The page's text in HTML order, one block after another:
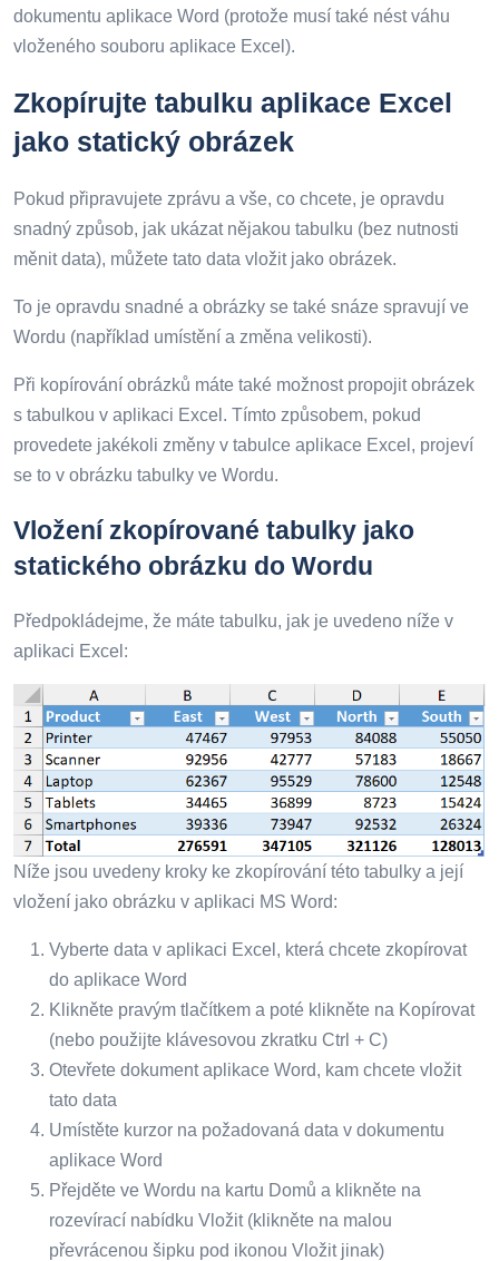
dokumentu aplikace Word (protože musí také nést váhu
vloženého souboru aplikace Excel).
Zkopírujte tabulku aplikace Excel
jako statický obrázek
Pokud připravujete zprávu a vše, co chcete, je opravdu
snadný způsob, jak ukázat nějakou tabulku (bez nutnosti
měnit data), můžete tato data vložit jako obrázek.
To je opravdu snadné a obrázky se také snáze spravují ve
Wordu (například umístění a změna velikosti).
Při kopírování obrázků máte také možnost propojit obrázek
s tabulkou v aplikaci Excel. Tímto způsobem, pokud
provedete jakékoli změny v tabulce aplikace Excel, projeví
se to v obrázku tabulky ve Wordu.
Vložení zkopírované tabulky jako
statického obrázku do Wordu
Předpokládejme, že máte tabulku, jak je uvedeno níže v
aplikaci Excel:
Níže jsou uvedeny kroky ke zkopírování této tabulky a její
vložení jako obrázku v aplikaci MS Word:
Vyberte data v aplikaci Excel, která chcete zkopírovat
do aplikace Word
Klikněte pravým tlačítkem a poté klikněte na Kopírovat
(nebo použijte klávesovou zkratku Ctrl + C)
Otevřete dokument aplikace Word, kam chcete vložit
tato data
Umístěte kurzor na požadovaná data v dokumentu
aplikace Word
Přejděte ve Wordu na kartu Domů a klikněte na
rozevírací nabídku Vložit (klikněte na malou
převrácenou šipku pod ikonou Vložit jinak)